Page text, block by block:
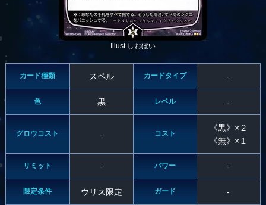
Illust しおぼい
カード種類 スペル カードタイプ -
色 黒 レベル -
グロウコスト - コスト
《黒》×２
《無》×１
リミット - パワー -
限定条件 ウリス限定 ガード -